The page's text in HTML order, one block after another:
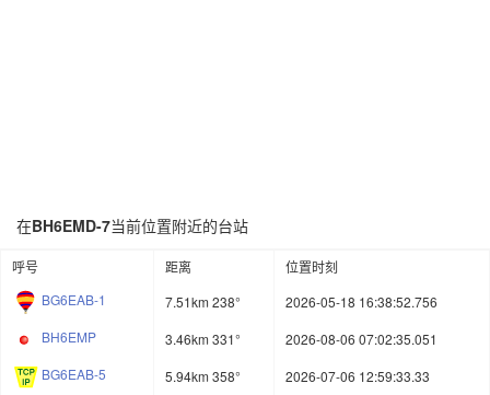
在BH6EMD-7当前位置附近的台站
呼号 距离
位置时刻
BG6EAB-1
7.51km 238°
2026-05-18 16:38:52.756
BH6EMP
3.46km 331°
2026-08-06 07:02:35.051
BG6EAB-5
5.94km 358°
2026-07-06 12:59:33.33